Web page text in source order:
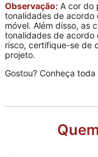
Observação: A cor do
tonalidades de acordo
móvel. Além disso, as
tonalidades de
risco, certifique-se de
projeto.
Gostou? Conheça